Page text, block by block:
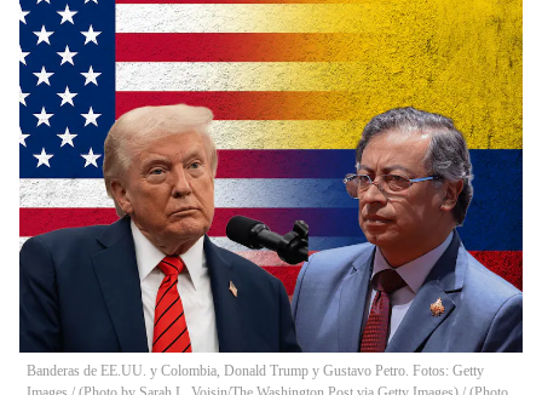
Banderas de EE.UU. y Colombia, Donald Trump y Gustavo Petro. Fotos: Getty